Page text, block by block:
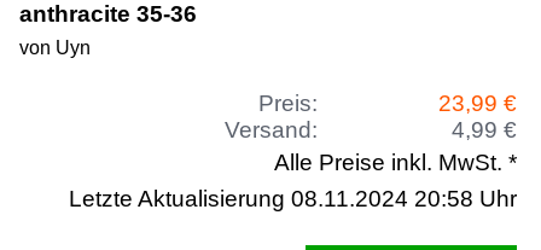
anthracite 35-36
von Uyn
Preis:
23,99 €
Versand:
4,99 €
Alle Preise inkl. MwSt. *
Letzte Aktualisierung 08.11.2024 20:58 Uhr